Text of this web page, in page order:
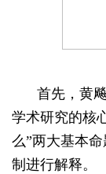
首先，黄
学术研究的核
么”两大基本
制进行解释。